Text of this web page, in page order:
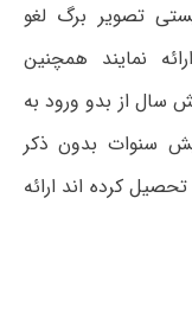
تصویر برگ لغو
نمایند همچنین
سال از بدو ورود به
سنوات بدون ذکر
کرده اند ارائه